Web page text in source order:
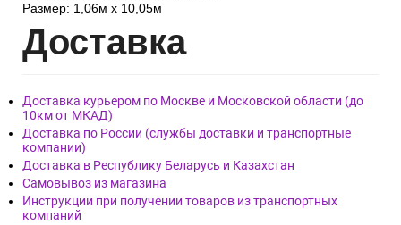
Размер: 1,06м х 10,05м
Доставка
Доставка курьером по Москве и Московской области (до
10км от МКАД)
Доставка по России (службы доставки и транспортные
компании)
Доставка в Республику Беларусь и Казахстан
Самовывоз из магазина
Инструкции при получении товаров из транспортных
компаний